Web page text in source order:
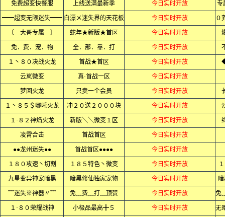
免费超变快餐服 上线送满最新季 今日实时开放 专
━━超变无限迷失━━ 白漂メ迷失界的天花板 今日实时开放
〔 大哥专属 〕 蛇年★新版★首区 今日实时开放
免．费．宠．物 全．部．靠．打 今日实时开放
１丶８０决战火龙 首战★首区 今日实时开放
云岚微变 真·首战一区 今日实时开放
梦回火龙 只卖一个会员 今日实时开放
１丶８５＄哪吒火龙 冲２０送２０００块 今日实时开放
１·８２神焰火龙 新版╲╲微变１区 今日实时开放
凌霄合击 首战首区 今日实时开放
●●龙州迷失●● 首战首区●●●● 今日实时开放
１８０攻速丶切割 １８５特色丶微变 今日实时开放
九星变异神宠暗黑 暗黑修仙独家宠物 今日实时开放
﹌迷失※神器〃﹌ 免﹏费﹏打﹏顶赞 今日实时开放
１·８０荣耀战神 小极品最高╋５ 今日实时开放